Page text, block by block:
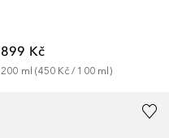
899 Kč
200 ml (450 Kč / 100 ml )